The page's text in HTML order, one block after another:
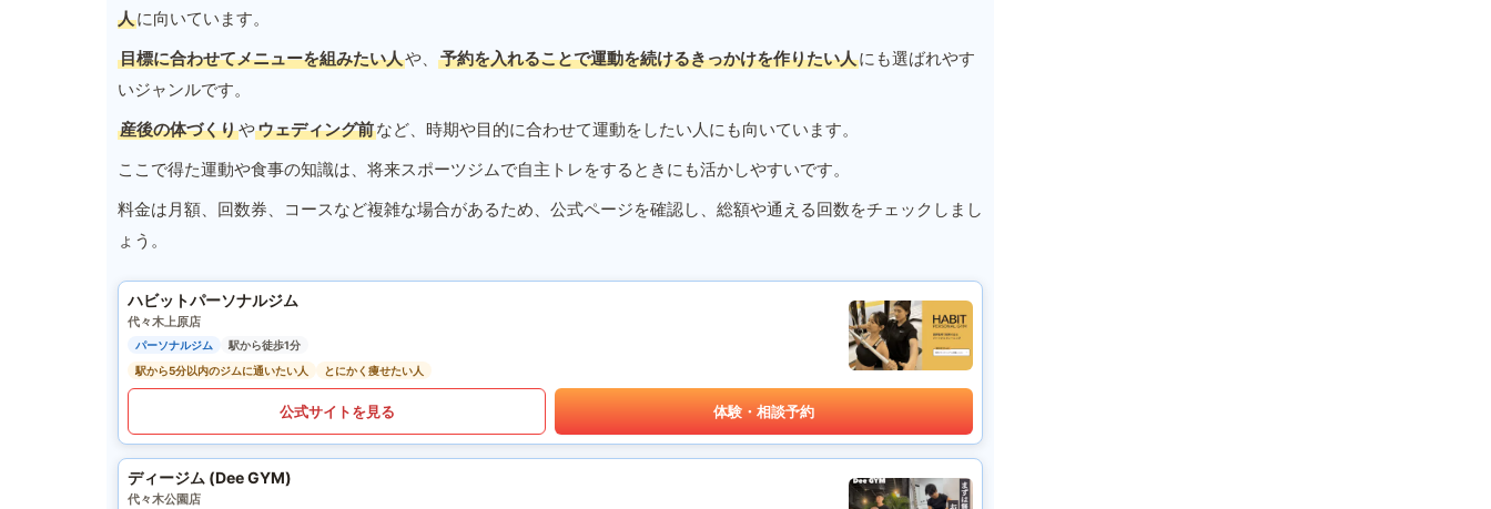
人に向いています。
目標に合わせてメニューを組みたい人や、 予約を入れることで運動を続けるきっかけを作りたい人にも選ばれやす
いジャンルです。
産後の体づくりやウェディング前など、時期や目的に合わせて運動をしたい人にも向いています。
ここで得た運動や食事の知識は、将来スポーツジムで自主トレをするときにも活かしやすいです。
料金は月額、回数券、コースなど複雑な場合があるため、公式ページを確認し、総額や通える回数をチェックしまし
ょう。
ハビットパーソナルジム
代々木上原店
パーソナルジム
駅から徒歩1分
駅から5分以内のジムに通いたい人
とにかく痩せたい人
公式サイトを見る 体験・相談予約
ディージム (Dee GYM)
代々木公園店